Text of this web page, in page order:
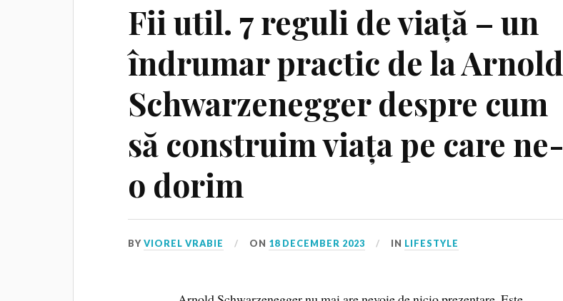
Fii util. 7 reguli de viață – un
îndrumar practic de la Arnold
Schwarzenegger despre cum
să construim viața pe care ne-
o dorim
BYVIOREL VRABIE ON 18 DECEMBER 2023 IN LIFESTYLE